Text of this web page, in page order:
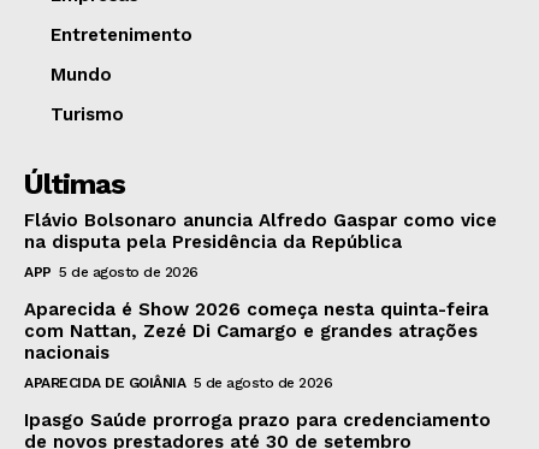
Entretenimento
Mundo
Turismo
Últimas
Flávio Bolsonaro anuncia Alfredo Gaspar como vice
na disputa pela Presidência da República
APP 5 de agosto de 2026
Aparecida é Show 2026 começa nesta quinta-feira
com Nattan, Zezé Di Camargo e grandes atrações
nacionais
APARECIDA DE GOIÂNIA 5 de agosto de 2026
Ipasgo Saúde prorroga prazo para credenciamento
de novos prestadores até 30 de setembro